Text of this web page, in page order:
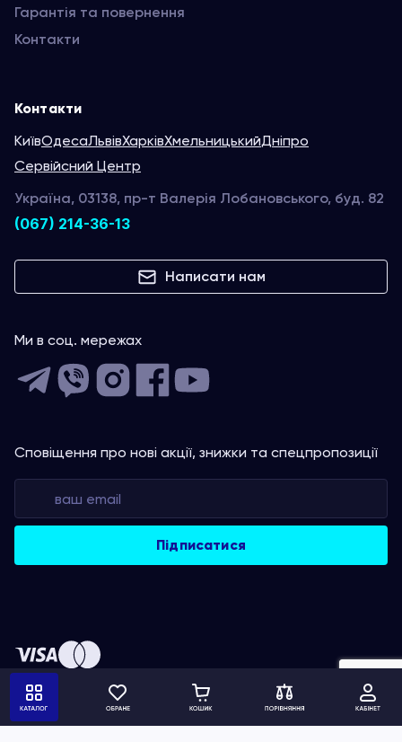
Гарантія та повернення
Контакти
Контакти
КиївОдесаЛьвівХарківХмельницькийДніпро
Сервійсний Центр
Україна, 03138, пр-т Валерія Лобановського, буд. 82
(067) 214-36-13
Написати нам
Ми в соц. мережах
Сповіщення про нові акції, знижки та спецпропозиції